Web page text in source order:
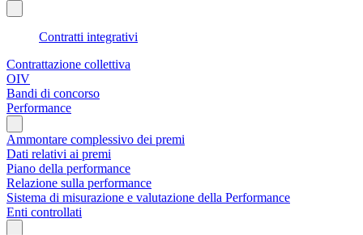
Contratti integrativi
Contrattazione collettiva
OIV
Bandi di concorso
Performance
Ammontare complessivo dei premi
Dati relativi ai premi
Piano della performance
Relazione sulla performance
Sistema di misurazione e valutazione della Performance
Enti controllati